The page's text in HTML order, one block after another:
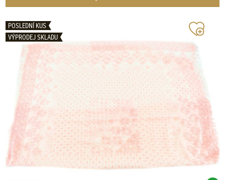
POSLEDNÍ KUS
VÝPRODEJ SKLADU